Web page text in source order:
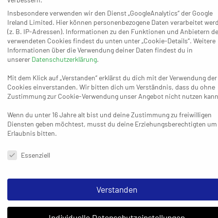
11:10 (20.). Dieser Treffer war dann aber tatsächlich der letzte
Vorsprung der Hausherren, die dennoch übers 14:14 (28.) auch
am Ende der ersten Halbzeit mit dem 15:16 (30.) gleichwertig
aussahen. Dass der ebenfalls kämpferisch starke Favorit jede
Aldekerkern klar sein – und so kam es, als die Eagles aus dem
18:16 (34.) erst das 20:17 (36.) und kurz darauf das 23:18 (39.)
Halbzeit, dass wir für ein paar Minuten zu schnell zu viel
wollten. Das hat Krefeld brutal ausgenutzt. Dann waren sie auf
weiter aufs Gas und kommen wieder ran.“
Krefeldern bis zum Schluss alles ab, weil sie selbst nach dem
Insbesondere verwenden wir den Dienst „GoogleAnalytics“ der Google
Ireland Limited. Hier können personenbezogene Daten verarbeitet
(z. B. IP-Adressen). Informationen zu den Funktionen und Anbietern
verwendeten Cookies findest du unten unter „Cookie-Details“. Weitere
Informationen über die Verwendung deiner Daten findest du in
unserer Datenschutzerklärung.
Mit dem Klick auf „Verstanden“ erklärst du dich mit der Verwendung der
Cookies einverstanden. Wir bitten dich um Verständnis, dass du ohne
Zustimmung zur Cookie-Verwendung unser Angebot nicht nutzen
Wenn du unter 16 Jahre alt bist und deine Zustimmung zu freiwilligen
Diensten geben möchtest, musst du deine Erziehungsberechtigten um
Erlaubnis bitten.
Datenschutzeinstellungen & Nutzungsbedingungen
Essenziell
Verstanden